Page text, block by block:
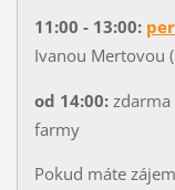
11:00 - 13:00:
Ivanou Mertovou
od 14:00:zdarma
farmy
Pokud máte